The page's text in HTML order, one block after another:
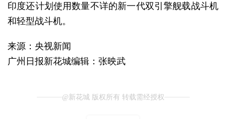
印度还计划使用数量不详的新一代双引擎舰载战斗机
和轻型战斗机。
来源：央视新闻
广州日报新花城编辑：张映武
@新花城 版权所有 转载需经授权